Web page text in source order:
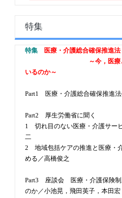
特集
特集
医療・介護総合確保推進
～今，医療と介護
いるのか～
Part1 医療・介護総合確保推進
Part2 厚生労働省に聞く
1 切れ目のない医療・介護サー
二
2 地域包括ケアの推進と医療・
める／高橋俊之
Part3 座談会 医療・介護保険制
のか／小池晃，飛田英子，本田